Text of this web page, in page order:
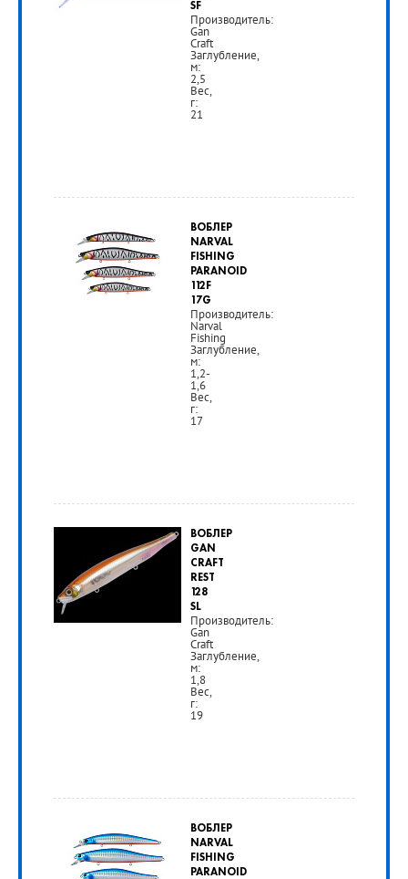
РУБ
SF
Производитель:
Gan
Craft
Заглубление,
м:
2,5
Вес,
г:
21
1
490
руб.
РУБ
ВОБЛЕР
NARVAL
FISHING
PARANOID
112F
17G
Производитель:
Narval
Fishing
Заглубление,
м:
1,2-
1,6
Вес,
г:
17
840
руб.
РУБ
ВОБЛЕР
GAN
CRAFT
REST
128
SL
Производитель:
Gan
Craft
Заглубление,
м:
1,8
Вес,
г:
19
ВОБЛЕР
NARVAL
FISHING
PARANOID